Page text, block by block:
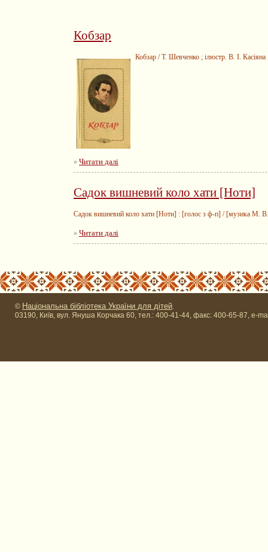
Кобзар
Кобзар / Т. Шевченко ; ілюстр. В. І.
» Читати далі
Садок вишневий коло хати [Ноти]
Садок вишневий коло хати [Ноти] : [голос з ф-п] / [музика М.
» Читати далі
© Національна бібліотека України для дітей.
03190, Київ, вул. Януша Корчака 60, тел.: 400-41-44, факс: 400-65-87, e-